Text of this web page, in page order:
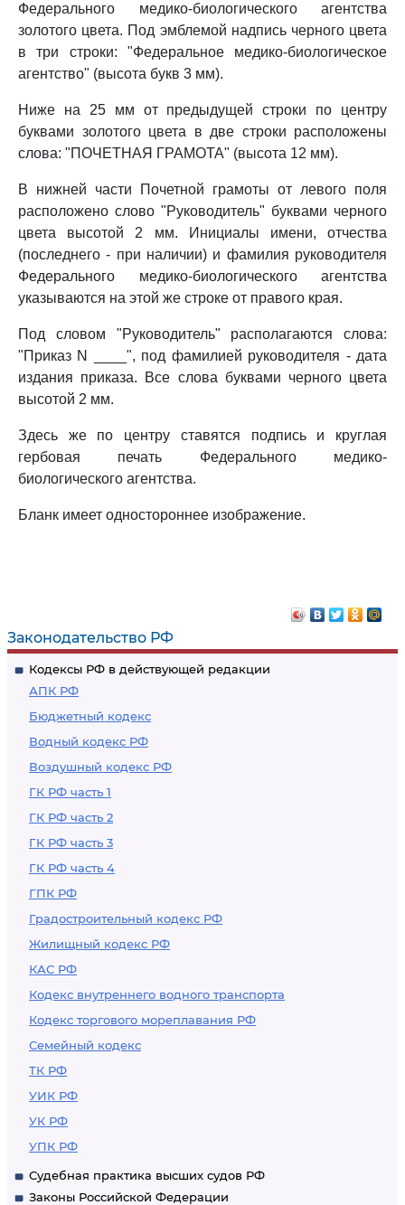
Законодательство РФ
Кодексы РФ в действующей редакции
АПК РФ
Бюджетный кодекс
Водный кодекс РФ
Воздушный кодекс РФ
ГК РФ часть 1
ГК РФ часть 2
ГК РФ часть 3
ГК РФ часть 4
ГПК РФ
Градостроительный кодекс РФ
Жилищный кодекс РФ
КАС РФ
Кодекс внутреннего водного транспорта
Кодекс торгового мореплавания РФ
Семейный кодекс
ТК РФ
УИК РФ
УК РФ
УПК РФ
Судебная практика высших судов РФ
Законы Российской Федерации
Федерального медико-биологического агентства
золотого цвета. Под эмблемой надпись черного цвета
в три строки: "Федеральное медико-биологическое
агентство" (высота букв 3 мм).
Ниже на 25 мм от предыдущей строки по центру
буквами золотого цвета в две строки расположены
слова: "ПОЧЕТНАЯ ГРАМОТА" (высота 12 мм).
В нижней части Почетной грамоты от левого поля
расположено слово "Руководитель" буквами черного
цвета высотой 2 мм. Инициалы имени, отчества
(последнего - при наличии) и фамилия руководителя
Федерального медико-биологического агентства
указываются на этой же строке от правого края.
Под словом "Руководитель" располагаются слова:
"Приказ N ____", под фамилией руководителя - дата
издания приказа. Все слова буквами черного цвета
высотой 2 мм.
Здесь же по центру ставятся подпись и круглая
гербовая печать Федерального медико-
биологического агентства.
Бланк имеет одностороннее изображение.